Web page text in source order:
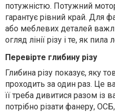
потужністю. Потужний
гарантує рівний край. Для
або меблевих деталей
огляд лінії різу і те, як
Перевірте глибину різу
Глибина різу показує, яку
проходить за один раз. Це
її треба дивитися разом
потрібно різати фанеру,